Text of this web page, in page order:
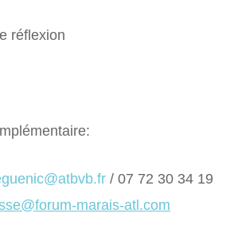
réflexion
/ 07 72 30 34 19
marais-atl.com